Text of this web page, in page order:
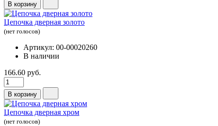
В корзину
Цепочка дверная золото
(нет голосов)
Артикул: 00-00020260
В наличии
166.60 руб.
В корзину
Цепочка дверная хром
(нет голосов)